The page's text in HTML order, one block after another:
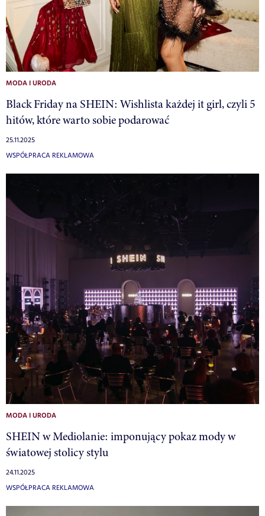
MODA I URODA
Black Friday na SHEIN: Wishlista każdej it girl, czyli 5
hitów, które warto sobie podarować
25.11.2025
WSPÓŁPRACA REKLAMOWA
MODA I URODA
SHEIN w Mediolanie: imponujący pokaz mody w
światowej stolicy stylu
24.11.2025
WSPÓŁPRACA REKLAMOWA